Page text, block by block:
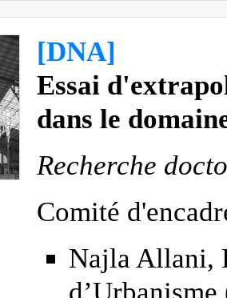
[DNA]
Essai
dans le
Recherche
Comité
Najla Allani,